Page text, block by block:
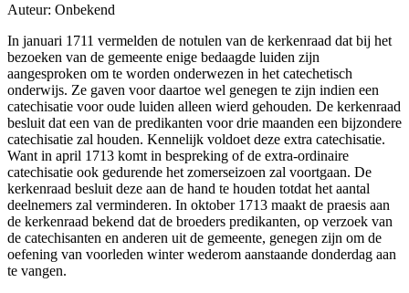
Auteur: Onbekend
In januari 1711 vermelden de notulen van de kerkenraad dat bij het
bezoeken van de gemeente enige bedaagde luiden zijn
aangesproken om te worden onderwezen in het catechetisch
onderwijs. Ze gaven voor daartoe wel genegen te zijn indien een
catechisatie voor oude luiden alleen wierd gehouden. De kerkenraad
besluit dat een van de predikanten voor drie maanden een bijzondere
catechisatie zal houden. Kennelijk voldoet deze extra catechisatie.
Want in april 1713 komt in bespreking of de extra-ordinaire
catechisatie ook gedurende het zomerseizoen zal voortgaan. De
kerkenraad besluit deze aan de hand te houden totdat het aantal
deelnemers zal verminderen. In oktober 1713 maakt de praesis aan
de kerkenraad bekend dat de broeders predikanten, op verzoek van
de catechisanten en anderen uit de gemeente, genegen zijn om de
oefening van voorleden winter wederom aanstaande donderdag aan
te vangen.